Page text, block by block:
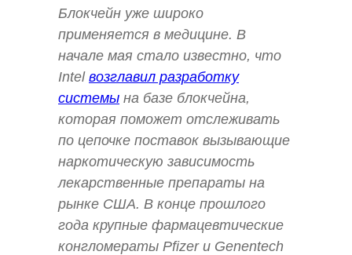
Блокчейн уже широко
применяется в медицине. В
начале мая стало известно, что
Intel возглавил разработку
системы на базе блокчейна,
которая поможет отслеживать
по цепочке поставок вызывающие
наркотическую зависимость
лекарственные препараты на
рынке США. В конце прошлого
года крупные фармацевтические
конгломераты Pfizer и Genentech